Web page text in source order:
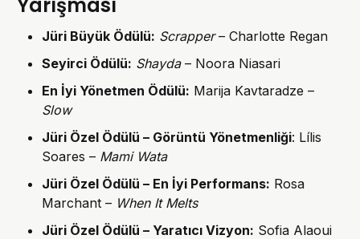
Jüri Büyük Ödülü: Scrapper– Charlotte Regan
Seyirci Ödülü: Shayda– Noora Niasari
En İyi Yönetmen Ödülü: Marija Kavtaradze –
Slow
Jüri Özel Ödülü – Görüntü Yönetmenliği: Lílis
Soares – Mami Wata
Jüri Özel Ödülü – En İyi Performans: Rosa
Marchant – When It Melts
Jüri Özel Ödülü – Yaratıcı Vizyon: Sofia Alaoui